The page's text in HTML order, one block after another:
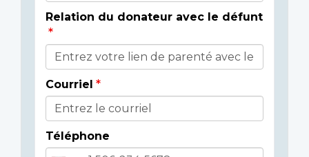
Relation du donateur avec le défunt
Courriel
Téléphone